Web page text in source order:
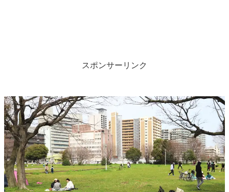
スポンサーリンク